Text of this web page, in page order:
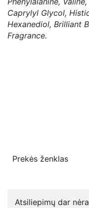
Caprylyl Glycol,
Hexanediol, Brilliant
Fragrance.
Prekės ženklas
Atsiliepimų dar